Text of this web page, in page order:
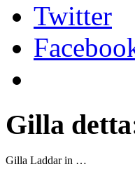
Twitter
Gilla
Gilla Laddar in …